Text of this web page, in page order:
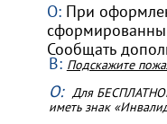
В: Подскажите
О: Для
иметь знак
О: При
Сообщать